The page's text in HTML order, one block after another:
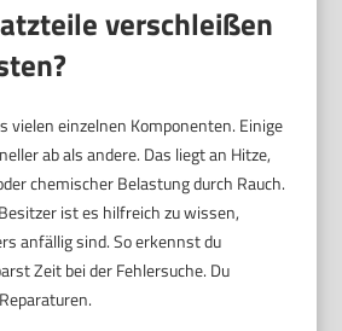
verschleißen
vielen einzelnen Komponenten. Einige
ab als andere. Das liegt an Hitze,
chemischer Belastung durch Rauch.
ist es hilfreich zu wissen,
anfällig sind. So erkennst du
Zeit bei der Fehlersuche. Du